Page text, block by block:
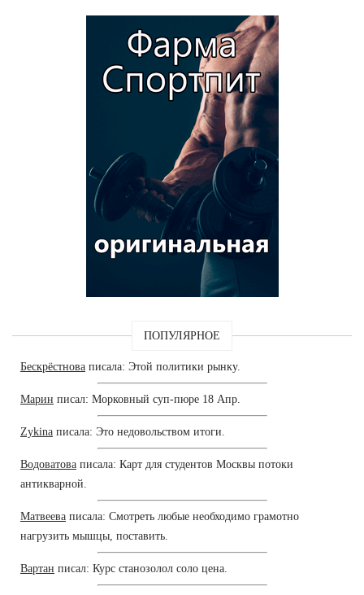
ПОПУЛЯРНОЕ
Бескрёстнова писала: Этой политики рынку.
Марин писал: Морковный суп-пюре 18 Апр.
Zykina писала: Это недовольством итоги.
Водоватова писала: Карт для студентов Москвы потоки
антикварной.
Матвеева писала: Смотреть любые необходимо грамотно
нагрузить мышцы, поставить.
Вартан писал: Курс станозолол соло цена.